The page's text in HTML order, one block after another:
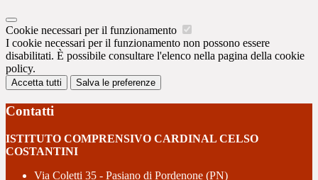
Cookie necessari per il funzionamento
I cookie necessari per il funzionamento non possono essere
disabilitati. È possibile consultare l'elenco nella pagina della cookie
policy.
Accetta tutti Salva le preferenze
Contatti
ISTITUTO COMPRENSIVO CARDINAL CELSO
COSTANTINI
Via Coletti 35 - Pasiano di Pordenone (PN)